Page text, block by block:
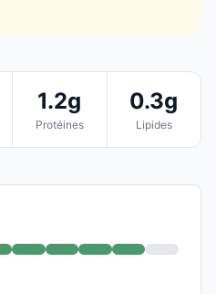
1.2g
Protéines
0.3g
Lipides